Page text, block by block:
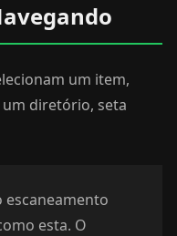
um item,
diretório, seta
escaneamento
esta. O